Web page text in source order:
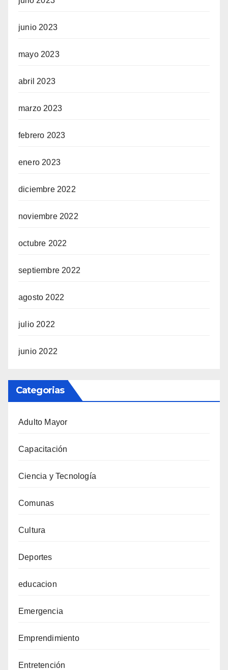
junio 2023
mayo 2023
abril 2023
marzo 2023
febrero 2023
enero 2023
diciembre 2022
noviembre 2022
octubre 2022
septiembre 2022
agosto 2022
julio 2022
junio 2022
Categorias
Adulto Mayor
Capacitación
Ciencia y Tecnología
Comunas
Cultura
Deportes
educacion
Emergencia
Emprendimiento
Entretención